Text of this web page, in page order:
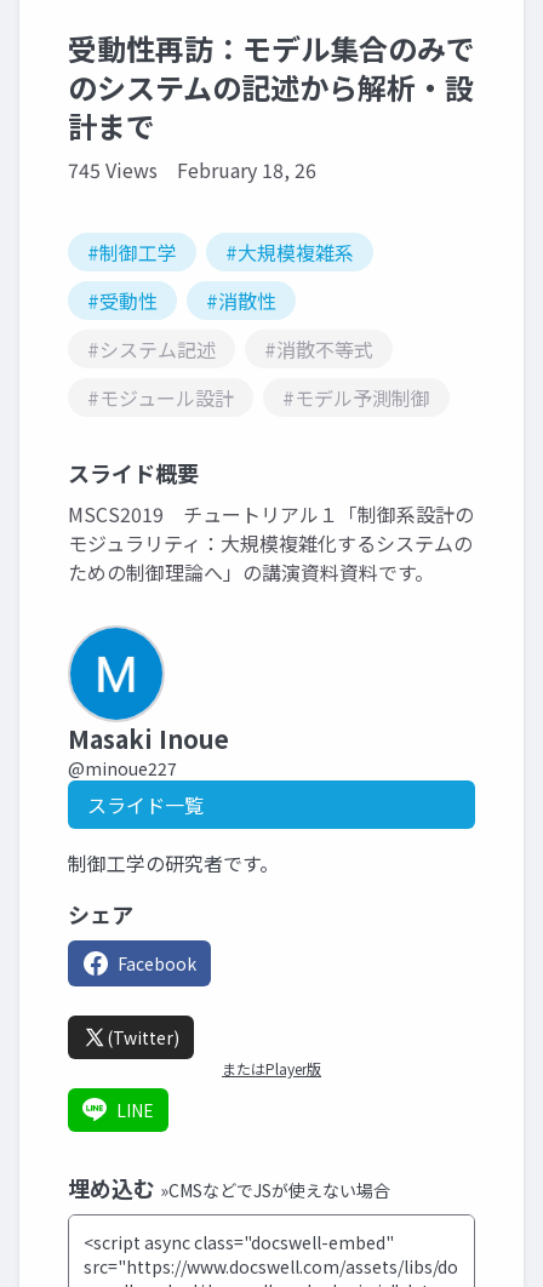
受動性再訪：モデル集合のみで
のシステムの記述から解析・設
計まで
745 Views February 18, 26
#制御工学
#大規模複雑系
#受動性
#消散性
#システム記述
#消散不等式
#モジュール設計
#モデル予測制御
スライド概要
MSCS2019 チュートリアル１「制御系設計の
モジュラリティ：大規模複雑化するシステムの
ための制御理論へ」の講演資料資料です。
Masaki Inoue
@minoue227
スライド一覧
制御工学の研究者です。
シェア
Facebook
(Twitter)
またはPlayer版
LINE
埋め込む »CMSなどでJSが使えない場合